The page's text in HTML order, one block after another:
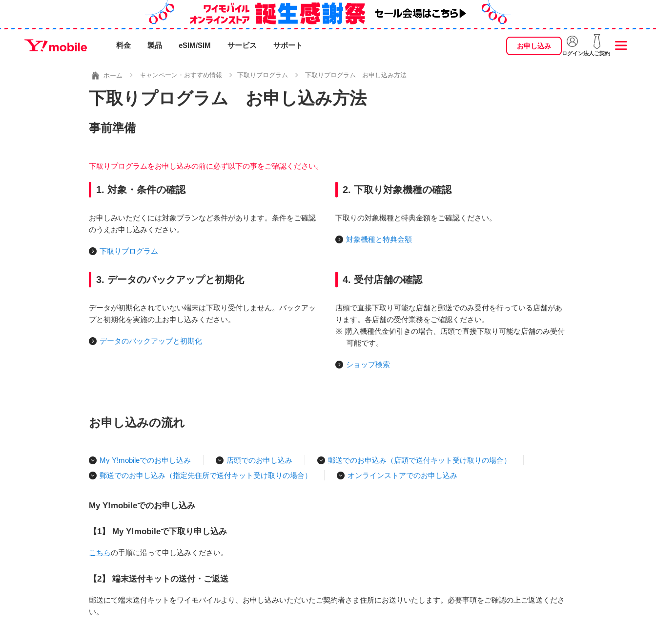
料金 製品 eSIM/SIM サービス サポート お申し込み
ログイン法人ご契約
ホーム キャンペーン・おすすめ情報 下取りプログラム 下取りプログラム お申し込み方法
下取りプログラム お申し込み方法
事前準備
下取りプログラムをお申し込みの前に必ず以下の事をご確認ください。
1. 対象・条件の確認
お申しみいただくには対象プランなど条件があります。条件をご確認
のうえお申し込みください。
下取りプログラム
2. 下取り対象機種の確認
下取りの対象機種と特典金額をご確認ください。
対象機種と特典金額
3. データのバックアップと初期化
データが初期化されていない端末は下取り受付しません。バックアッ
プと初期化を実施の上お申し込みください。
データのバックアップと初期化
4. 受付店舗の確認
店頭で直接下取り可能な店舗と郵送でのみ受付を行っている店舗があ
ります。各店舗の受付業務をご確認ください。
※ 購入機種代金値引きの場合、店頭で直接下取り可能な店舗のみ受付
可能です。
ショップ検索
お申し込みの流れ
My Y!mobileでのお申し込み 店頭でのお申し込み
郵送でのお申込み（店頭で送付キット受け取りの場合）
郵送でのお申し込み（指定先住所で送付キット受け取りの場合）
オンラインストアでのお申し込み
My Y!mobileでのお申し込み
【1】 My Y!mobileで下取り申し込み
こちらの手順に沿って申し込みください。
【2】 端末送付キットの送付・ご返送
郵送にて端末送付キットをワイモバイルより、お申し込みいただいたご契約者さま住所にお送りいたします。必要事項をご確認の上ご返送くださ
い。